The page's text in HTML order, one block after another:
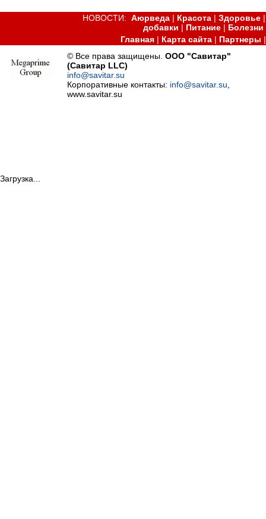
НОВОСТИ:Аюрведа | Красота |Здоровье
добавки | Питание| Болезни
Главная| Карта сайта| Партнеры
© Все права защищены.ООО "Савитар"
(Савитар LLC)
info@savitar.su
Корпоративные контакты: info@savitar.su
www.savitar.su
Загрузка...